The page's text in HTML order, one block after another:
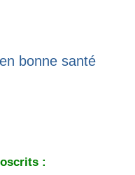
bonne santé
: